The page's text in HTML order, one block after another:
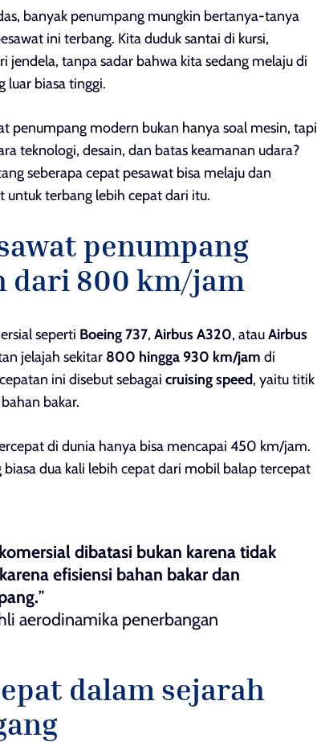
banyak penumpang mungkin bertanya-tanya
ini terbang. Kita duduk santai di kursi,
jendela, tanpa sadar bahwa kita sedang melaju di
luar biasa tinggi.
penumpang modern bukan hanya soal mesin, tapi
teknologi, desain, dan batas keamanan udara?
seberapa cepat pesawat bisa melaju dan
untuk terbang lebih cepat dari itu.
penumpang
dari 800 km/jam
seperti Boeing 737, Airbus A320, atauAirbus
jelajah sekitar 800 hingga 930 km/jam di
ini disebut sebagai cruising speed, yaitu titik
bakar.
di dunia hanya bisa mencapai 450 km/jam.
dua kali lebih cepat dari mobil balap tercepat
dibatasi bukan karena tidak
efisiensi bahan bakar dan
”
aerodinamika penerbangan
dalam sejarah